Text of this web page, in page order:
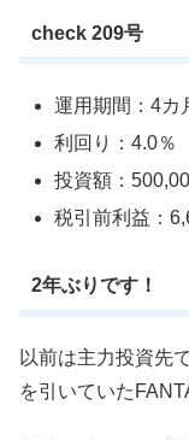
check 209号
運用期間：4カ
利回り：4.0％
投資額：
税引前利益：
2年ぶりです！
以前は主力投資先
を引いていた